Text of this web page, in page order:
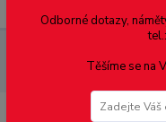
Raboesch 3.5mm - 1ks,
Odborné dotazy,
Těšíme se na